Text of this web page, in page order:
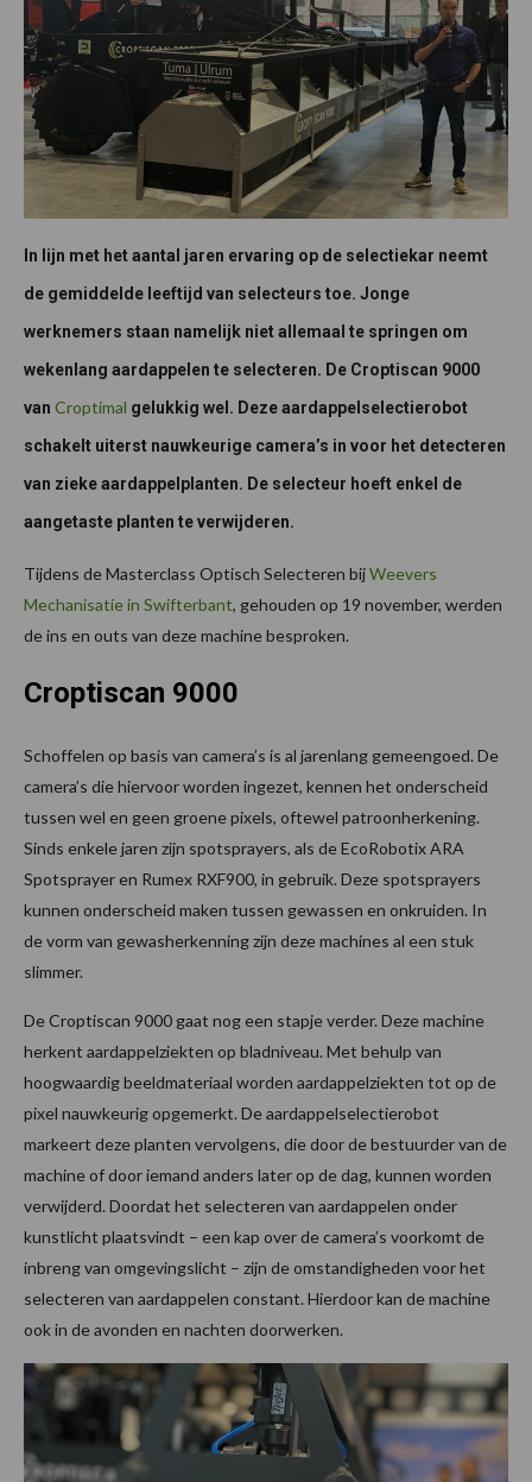
In lijn met het aantal jaren ervaring op de selectiekar neemt
de gemiddelde leeftijd van selecteurs toe. Jonge
werknemers staan namelijk niet allemaal te springen om
wekenlang aardappelen te selecteren. De Croptiscan 9000
van Croptimal gelukkig wel. Deze aardappelselectierobot
schakelt uiterst nauwkeurige camera’s in voor het detecteren
van zieke aardappelplanten. De selecteur hoeft enkel de
aangetaste planten te verwijderen.
Tijdens de Masterclass Optisch Selecteren bijWeevers
Mechanisatie in Swifterbant, gehouden op 19 november, werden
de ins en outs van deze machine besproken.
Croptiscan 9000
Schoffelen op basis van camera’s is al jarenlang gemeengoed. De
camera’s die hiervoor worden ingezet, kennen het onderscheid
tussen wel en geen groene pixels, oftewel patroonherkening.
Sinds enkele jaren zijn spotsprayers, als de EcoRobotix ARA
Spotsprayer en Rumex RXF900, in gebruik. Deze spotsprayers
kunnen onderscheid maken tussen gewassen en onkruiden. In
de vorm van gewasherkenning zijn deze machines al een stuk
slimmer.
De Croptiscan 9000 gaat nog een stapje verder. Deze machine
herkent aardappelziekten op bladniveau. Met behulp van
hoogwaardig beeldmateriaal worden aardappelziekten tot op de
pixel nauwkeurig opgemerkt. De aardappelselectierobot
markeert deze planten vervolgens, die door de bestuurder van de
machine of door iemand anders later op de dag, kunnen worden
verwijderd. Doordat het selecteren van aardappelen onder
kunstlicht plaatsvindt – een kap over de camera’s voorkomt de
inbreng van omgevingslicht – zijn de omstandigheden voor het
selecteren van aardappelen constant. Hierdoor kan de machine
ook in de avonden en nachten doorwerken.